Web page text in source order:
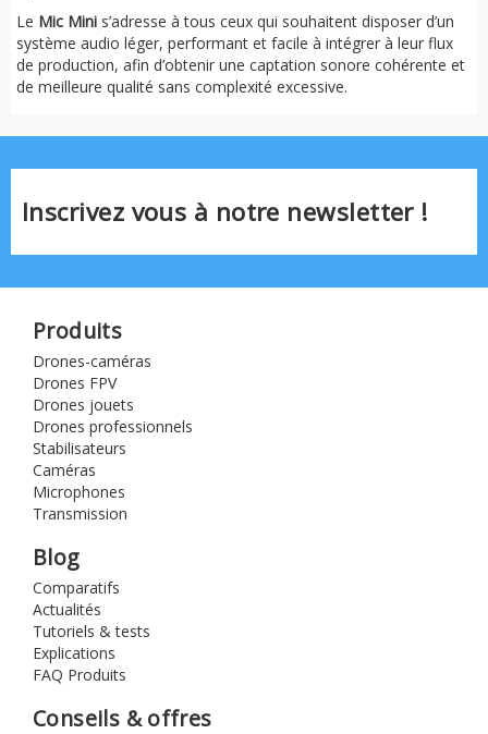
Le Mic Mini s’adresse à tous ceux qui souhaitent disposer d’un
système audio léger, performant et facile à intégrer à leur flux
de production, afin d’obtenir une captation sonore cohérente et
de meilleure qualité sans complexité excessive.
Inscrivez vous à notre newsletter !
Produits
Drones-caméras
Drones FPV
Drones jouets
Drones professionnels
Stabilisateurs
Caméras
Microphones
Transmission
Blog
Comparatifs
Actualités
Tutoriels & tests
Explications
FAQ Produits
Conseils & offres